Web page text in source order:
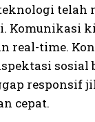
telah
Komunikasi
real-time.
sosial
responsif
cepat.